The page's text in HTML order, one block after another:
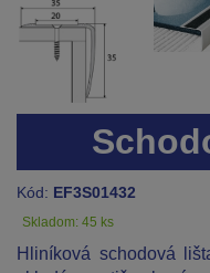
Kód: EF3S01432
Skladom: 45 ks
Hliníková schodová